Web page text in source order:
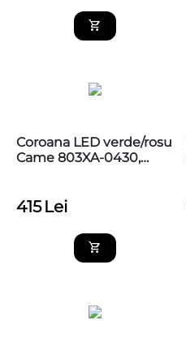
Coroana LED verde/rosu
Came 803XA-0430,
415 Lei